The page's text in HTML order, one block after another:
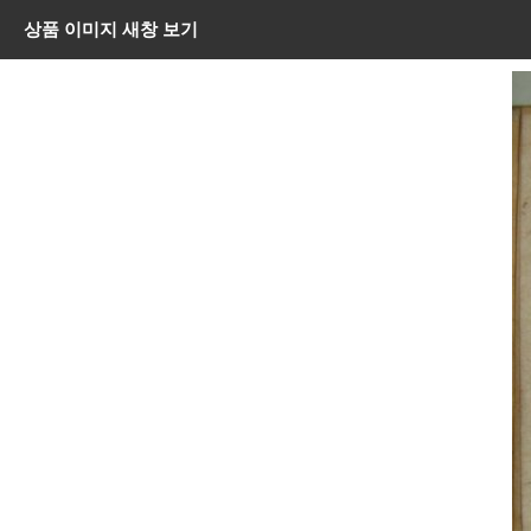
상품 이미지 새창 보기